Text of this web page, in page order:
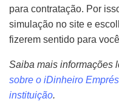
para contratação. Por
simulação no site e
fizerem sentido para
Saiba mais informações
sobre o iDinheiro
instituição.